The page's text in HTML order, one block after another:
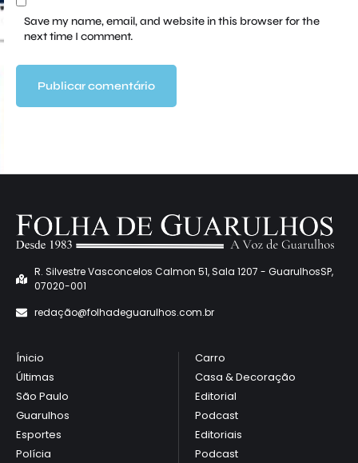
Save my name, email, and website in this browser for the
next time I comment.
R. Silvestre Vasconcelos Calmon 51, Sala 1207 - GuarulhosSP,
07020-001
redação@folhadeguarulhos.com.br
Ínicio
Últimas
São Paulo
Guarulhos
Esportes
Polícia
Carro
Casa & Decoração
Editorial
Podcast
Editoriais
Podcast